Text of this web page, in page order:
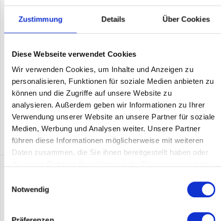
Zustimmung Details Über Cookies
Diese Webseite verwendet Cookies
Wir verwenden Cookies, um Inhalte und Anzeigen zu
personalisieren, Funktionen für soziale Medien anbieten zu
können und die Zugriffe auf unsere Website zu
analysieren. Außerdem geben wir Informationen zu Ihrer
Verwendung unserer Website an unsere Partner für soziale
Medien, Werbung und Analysen weiter. Unsere Partner
führen diese Informationen möglicherweise mit weiteren
Daten zusammen, die Sie ihnen bereitgestellt haben oder
Notwendig
NETGEAR Orbi 970 Series Quad-Band WiFi 7, 2-Pack.
Produktfarbe: Grau, Antennentyp: Intern, Produkttyp: Mesh-
2.020,31 €
Merken
DETAILS